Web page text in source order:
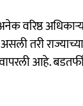
वरिष्ठ
तरी
आहे.